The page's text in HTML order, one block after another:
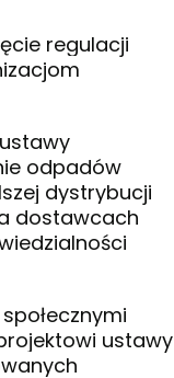
regulacji
odpadów
dystrybucji
dostawcach
ustawy